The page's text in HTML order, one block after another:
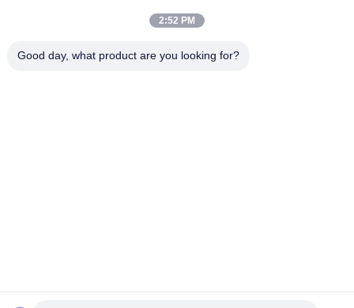
2:52 PM
Good day, what product are you looking for?